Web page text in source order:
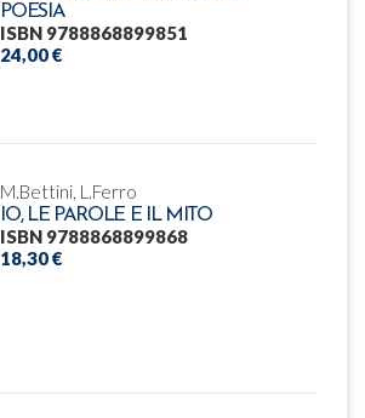
POESIA
ISBN 9788868899851
24,00 €
M.Bettini, L.Ferro
IO, LE PAROLE E IL MITO
ISBN 9788868899868
18,30 €